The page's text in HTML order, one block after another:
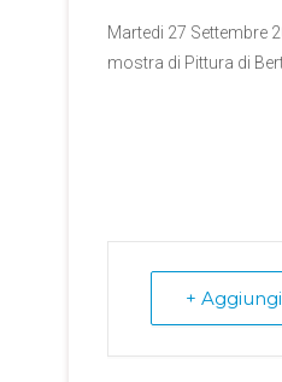
Martedi 27 Settembre
mostra di Pittura di
+